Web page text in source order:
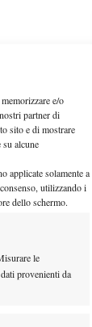
e/o
partner di
sito e di mostrare
alcune
applicate solamente a
utilizzando i
dello schermo.
le
provenienti da